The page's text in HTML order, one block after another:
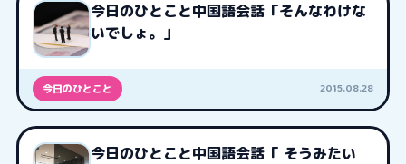
今日のひとこと中国語会話「そんなわけな
いでしょ。」
今日のひとこと 2015.08.28
今日のひとこと中国語会話「 そうみたい